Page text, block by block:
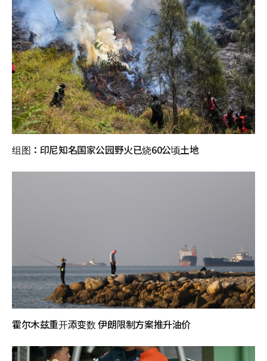
组图：印尼知名国家公园野火已烧60公顷土地
霍尔木兹重开添变数 伊朗限制方案推升油价